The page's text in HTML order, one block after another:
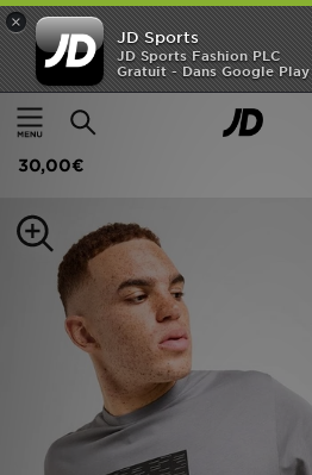
×
JD Sports
JD Sports Fashion PLC
Gratuit - Dans Google Play
Accueil
Homme Vêtements Homme
Technicals T-shirt Hold
30,00€
Accueil
Nouveautés
Enfant
Collections
Marques
Football